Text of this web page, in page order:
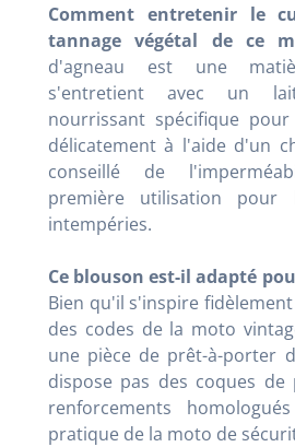
Comment entretenir le
tannage végétal de ce
d'agneau est une
s'entretient avec un
nourrissant spécifique
délicatement à l'aide d'un
conseillé de
première utilisation pour
intempéries.
Ce blouson est-il adapté
Bien qu'il s'inspire
des codes de la moto
une pièce de prêt-à-porter
dispose pas des coques
renforcements
pratique de la moto de